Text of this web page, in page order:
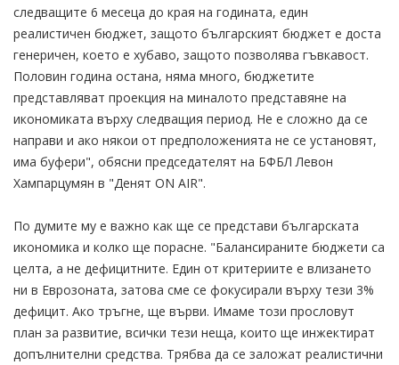
следващите 6 месеца до края на годината, един
реалистичен бюджет, защото българският бюджет е доста
генеричен, което е хубаво, защото позволява гъвкавост.
Половин година остана, няма много, бюджетите
представляват проекция на миналото представяне на
икономиката върху следващия период. Не е сложно да се
направи и ако някои от предположенията не се установят,
има буфери", обясни председателят на БФБЛ Левон
Хампарцумян в "Денят ON AIR".
По думите му е важно как ще се представи българската
икономика и колко ще порасне. "Балансираните бюджети са
целта, а не дефицитните. Един от критериите е влизането
ни в Еврозоната, затова сме се фокусирали върху тези 3%
дефицит. Ако тръгне, ще върви. Имаме този прословут
план за развитие, всички тези неща, които ще инжектират
допълнителни средства. Трябва да се заложат реалистични